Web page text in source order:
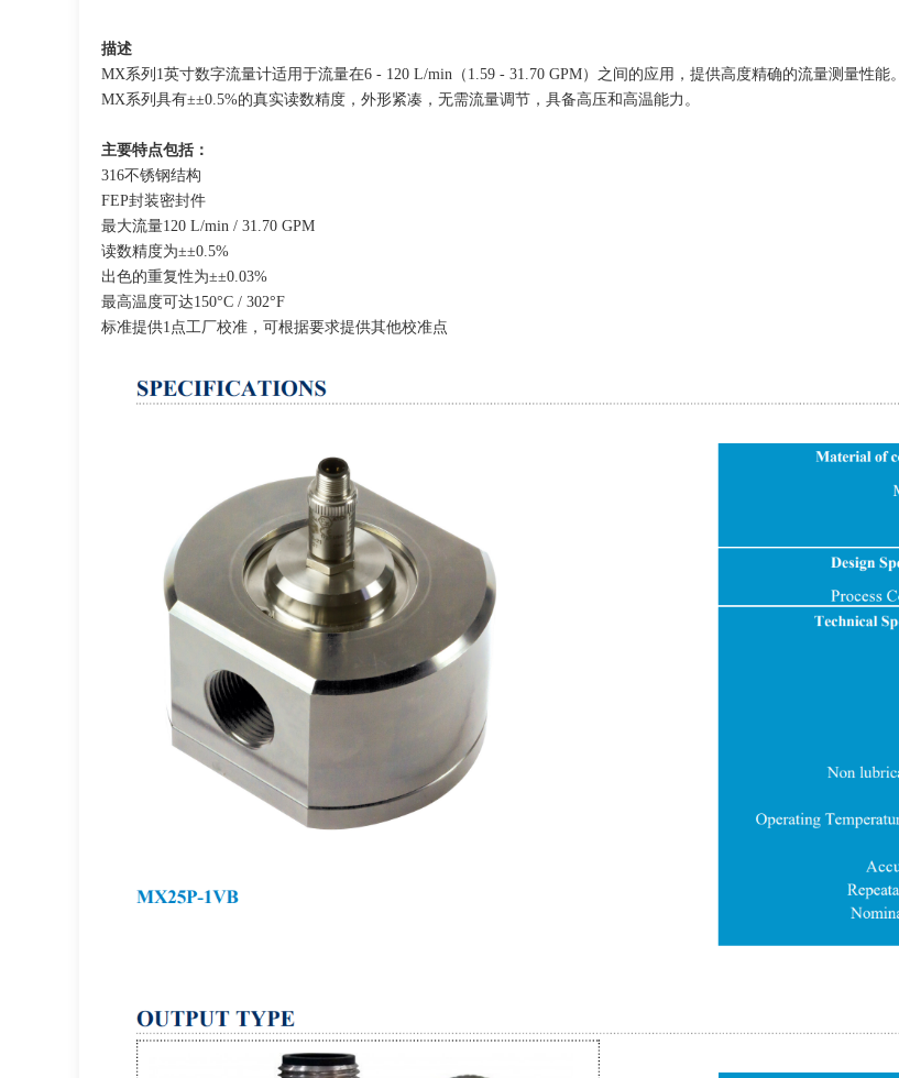
描述
MX系列1英寸数字流量计适用于流量在6 - 120 L/min（1.59 - 31.70 GPM）之间的应用，提供高度精确的流量测量性能。
MX系列具有±±0.5%的真实读数精度，外形紧凑，无需流量调节，具备高压和高温能力。
主要特点包括：
316不锈钢结构
FEP封装密封件
最大流量120 L/min / 31.70 GPM
读数精度为±±0.5%
出色的重复性为±±0.03%
最高温度可达150°C / 302°F
标准提供1点工厂校准，可根据要求提供其他校准点